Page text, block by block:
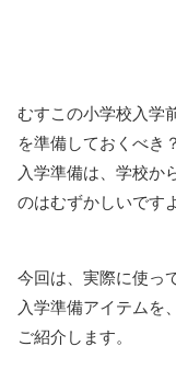
むすこの小学校入学
を準備しておくべき
入学準備は、学校か
のはむずかしいです
今回は、実際に使っ
入学準備アイテムを
ご紹介します。